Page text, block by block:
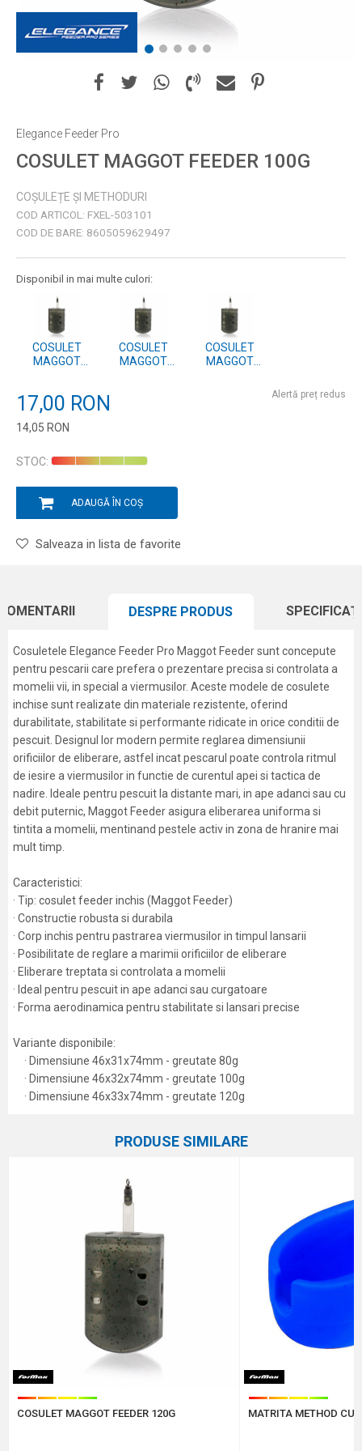
1 2 3 4 5
Elegance Feeder Pro
COSULET MAGGOT FEEDER 100G
COȘULEȚE ȘI METHODURI
COD ARTICOL: FXEL-503101
COD DE BARE: 8605059629497
Disponibil in mai multe culori:
COSULET
MAGGOT
COSULET
MAGGOT
COSULET
MAGGOT
17,00 RON
14,05 RON
Alertă preț redus
STOC:
ADAUGĂ ÎN COȘ
Salveaza in lista de favorite
DESPRE PRODUS
Cosuletele Elegance Feeder Pro Maggot Feeder sunt concepute
pentru pescarii care prefera o prezentare precisa si controlata a
momelii vii, in special a viermusilor. Aceste modele de cosulete
inchise sunt realizate din materiale rezistente, oferind
durabilitate, stabilitate si performante ridicate in orice conditii de
pescuit. Designul lor modern permite reglarea dimensiunii
orificiilor de eliberare, astfel incat pescarul poate controla ritmul
de iesire a viermusilor in functie de curentul apei si tactica de
nadire. Ideale pentru pescuit la distante mari, in ape adanci sau cu
debit puternic, Maggot Feeder asigura eliberarea uniforma si
tintita a momelii, mentinand pestele activ in zona de hranire mai
mult timp.
Caracteristici:
· Tip: cosulet feeder inchis (Maggot Feeder)
· Constructie robusta si durabila
· Corp inchis pentru pastrarea viermusilor in timpul lansarii
· Posibilitate de reglare a marimii orificiilor de eliberare
· Eliberare treptata si controlata a momelii
· Ideal pentru pescuit in ape adanci sau curgatoare
· Forma aerodinamica pentru stabilitate si lansari precise
Variante disponibile:
· Dimensiune 46x31x74mm - greutate 80g
· Dimensiune 46x32x74mm - greutate 100g
· Dimensiune 46x33x74mm - greutate 120g
Coșulețe și methoduri
Protectie anti-spam - calculeaza 9 - 4 :
PRODUSE SIMILARE
COSULET MAGGOT FEEDER 120G MATRITA METHOD CU